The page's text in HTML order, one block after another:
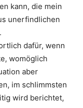
kann, die mein
unerfindlichen
dafür, wenn
womöglich
aber
im schlimmsten
wird berichtet,